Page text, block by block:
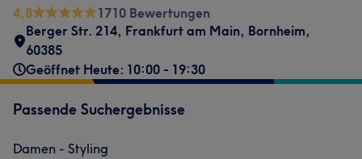
4,8
1710 Bewertungen
Berger Str. 214, Frankfurt am Main, Bornheim,
60385
Geöffnet Heute: 10:00 - 19:30
Passende Suchergebnisse
Damen - Styling